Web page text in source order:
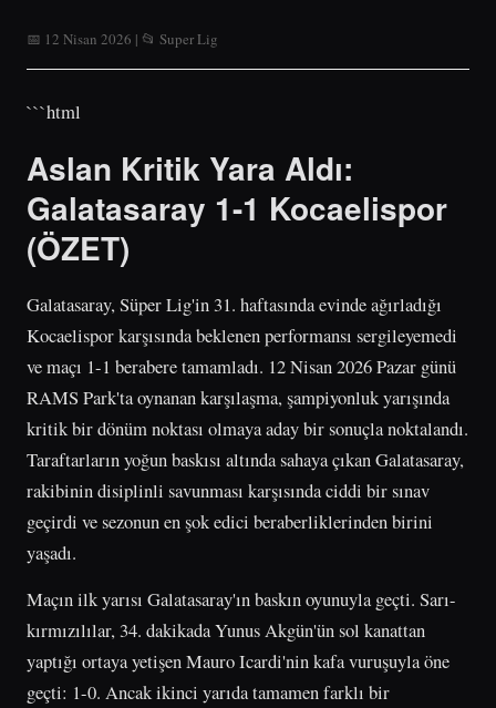
📅 12 Nisan 2026 | 📂 Super Lig
```html
Aslan Kritik Yara Aldı:
Galatasaray 1-1 Kocaelispor
(ÖZET)
Galatasaray, Süper Lig'in 31. haftasında evinde ağırladığı
Kocaelispor karşısında beklenen performansı sergileyemedi
ve maçı 1-1 berabere tamamladı. 12 Nisan 2026 Pazar günü
RAMS Park'ta oynanan karşılaşma, şampiyonluk yarışında
kritik bir dönüm noktası olmaya aday bir sonuçla noktalandı.
Taraftarların yoğun baskısı altında sahaya çıkan Galatasaray,
rakibinin disiplinli savunması karşısında ciddi bir sınav
geçirdi ve sezonun en şok edici beraberliklerinden birini
yaşadı.
Maçın ilk yarısı Galatasaray'ın baskın oyunuyla geçti. Sarı-
kırmızılılar, 34. dakikada Yunus Akgün'ün sol kanattan
yaptığı ortaya yetişen Mauro Icardi'nin kafa vuruşuyla öne
geçti: 1-0. Ancak ikinci yarıda tamamen farklı bir